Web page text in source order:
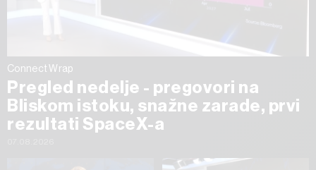
Connect Wrap
Pregled nedelje - pregovori na
Bliskom istoku, snažne zarade, prvi
rezultati SpaceX-a